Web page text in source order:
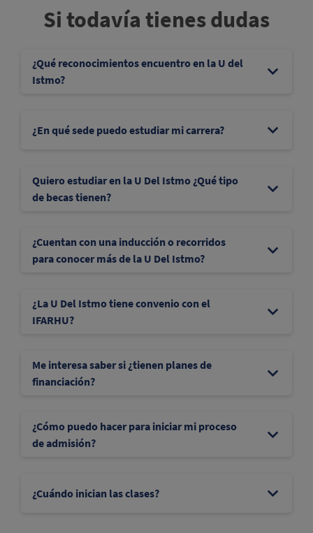
Si todavía tienes dudas
¿Qué reconocimientos encuentro en la U del
Istmo?
¿En qué sede puedo estudiar mi carrera?
Quiero estudiar en la U Del Istmo ¿Qué tipo
de becas tienen?
¿Cuentan con una inducción o recorridos
para conocer más de la U Del Istmo?
¿La U Del Istmo tiene convenio con el
IFARHU?
Me interesa saber si ¿tienen planes de
financiación?
¿Cómo puedo hacer para iniciar mi proceso
de admisión?
¿Cuándo inician las clases?